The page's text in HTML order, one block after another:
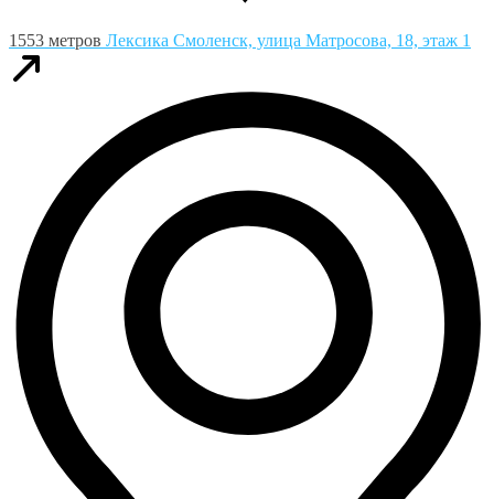
1553 метров Лексика Смоленск, улица Матросова, 18, этаж 1